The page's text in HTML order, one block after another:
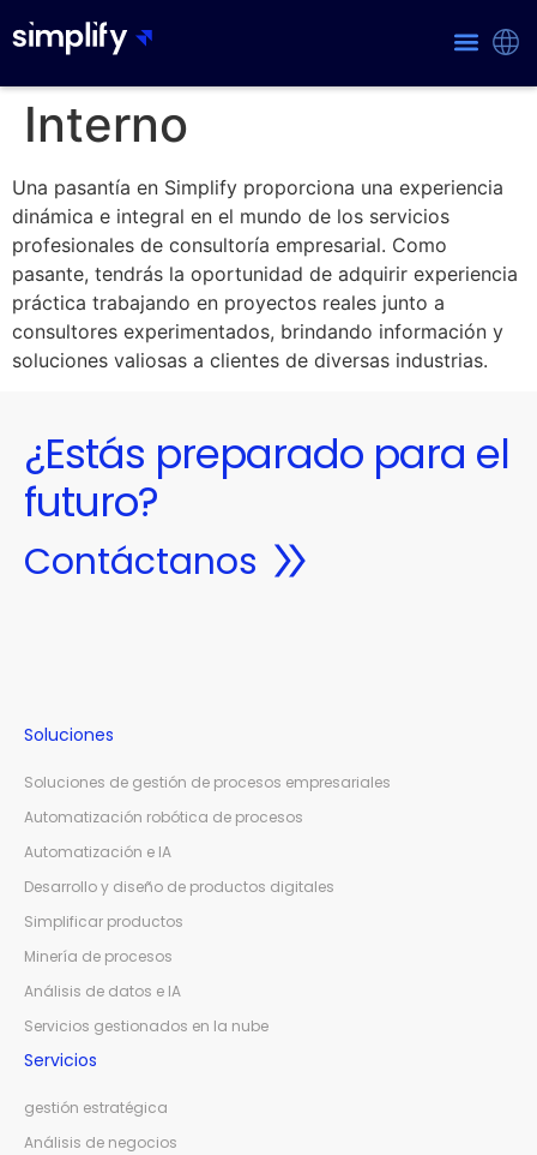
Interno
Una pasantía en Simplify proporciona una experiencia
dinámica e integral en el mundo de los servicios
profesionales de consultoría empresarial. Como
pasante, tendrás la oportunidad de adquirir experiencia
práctica trabajando en proyectos reales junto a
consultores experimentados, brindando información y
soluciones valiosas a clientes de diversas industrias.
¿Estás preparado para el
futuro?
Contáctanos
Soluciones
Soluciones de gestión de procesos empresariales
Automatización robótica de procesos
Automatización e IA
Desarrollo y diseño de productos digitales
Simplificar productos
Minería de procesos
Análisis de datos e IA
Servicios gestionados en la nube
Servicios
gestión estratégica
Análisis de negocios